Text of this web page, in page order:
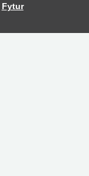
Fytur